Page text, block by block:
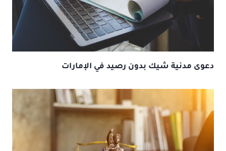
دعوى مدنية شيك بدون رصيد في الإمارات